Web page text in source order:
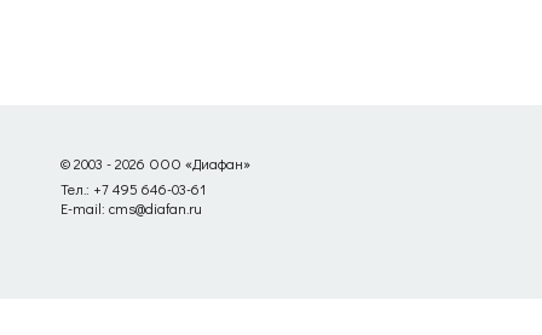
© 2003 - 2026 ООО «Диафан»
Тел.: +7 495 646-03-61
E-mail: cms@diafan.ru